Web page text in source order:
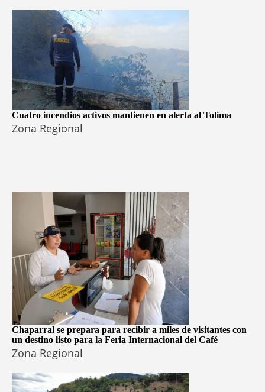
Cuatro incendios activos mantienen en alerta al Tolima
Zona Regional
Chaparral se prepara para recibir a miles de visitantes con
un destino listo para la Feria Internacional del Café
Zona Regional